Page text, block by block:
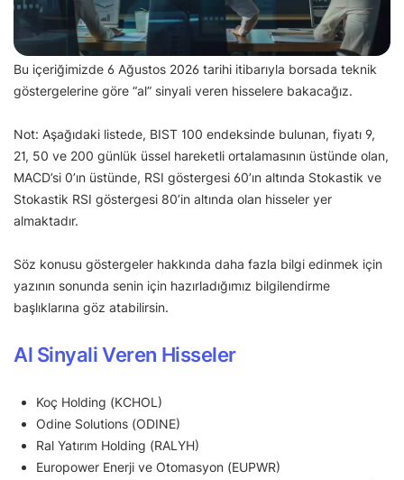
Bu içeriğimizde 6 Ağustos 2026 tarihi itibarıyla borsada teknik
göstergelerine göre “al” sinyali veren hisselere bakacağız.
Not: Aşağıdaki listede, BIST 100 endeksinde bulunan, fiyatı 9,
21, 50 ve 200 günlük üssel hareketli ortalamasının üstünde olan,
MACD’si 0’ın üstünde, RSI göstergesi 60’ın altında Stokastik ve
Stokastik RSI göstergesi 80’in altında olan hisseler yer
almaktadır.
Söz konusu göstergeler hakkında daha fazla bilgi edinmek için
yazının sonunda senin için hazırladığımız bilgilendirme
başlıklarına göz atabilirsin.
Al Sinyali Veren Hisseler
Koç Holding (KCHOL)
Odine Solutions (ODINE)
Ral Yatırım Holding (RALYH)
Europower Enerji ve Otomasyon (EUPWR)